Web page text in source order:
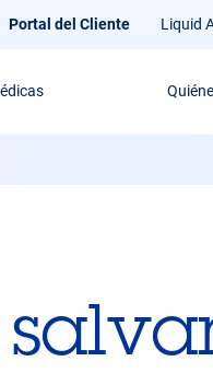
Portal del Cliente Liquid